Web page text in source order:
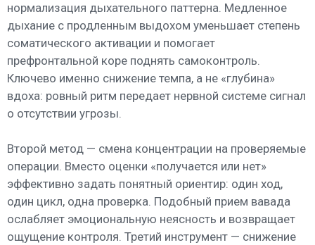
нормализация дыхательного паттерна. Медленное
дыхание с продленным выдохом уменьшает степень
соматического активации и помогает
префронтальной коре поднять самоконтроль.
Ключево именно снижение темпа, а не «глубина»
вдоха: ровный ритм передает нервной системе сигнал
о отсутствии угрозы.
Второй метод — смена концентрации на проверяемые
операции. Вместо оценки «получается или нет»
эффективно задать понятный ориентир: один ход,
один цикл, одна проверка. Подобный прием вавада
ослабляет эмоциональную неясность и возвращает
ощущение контроля. Третий инструмент — снижение